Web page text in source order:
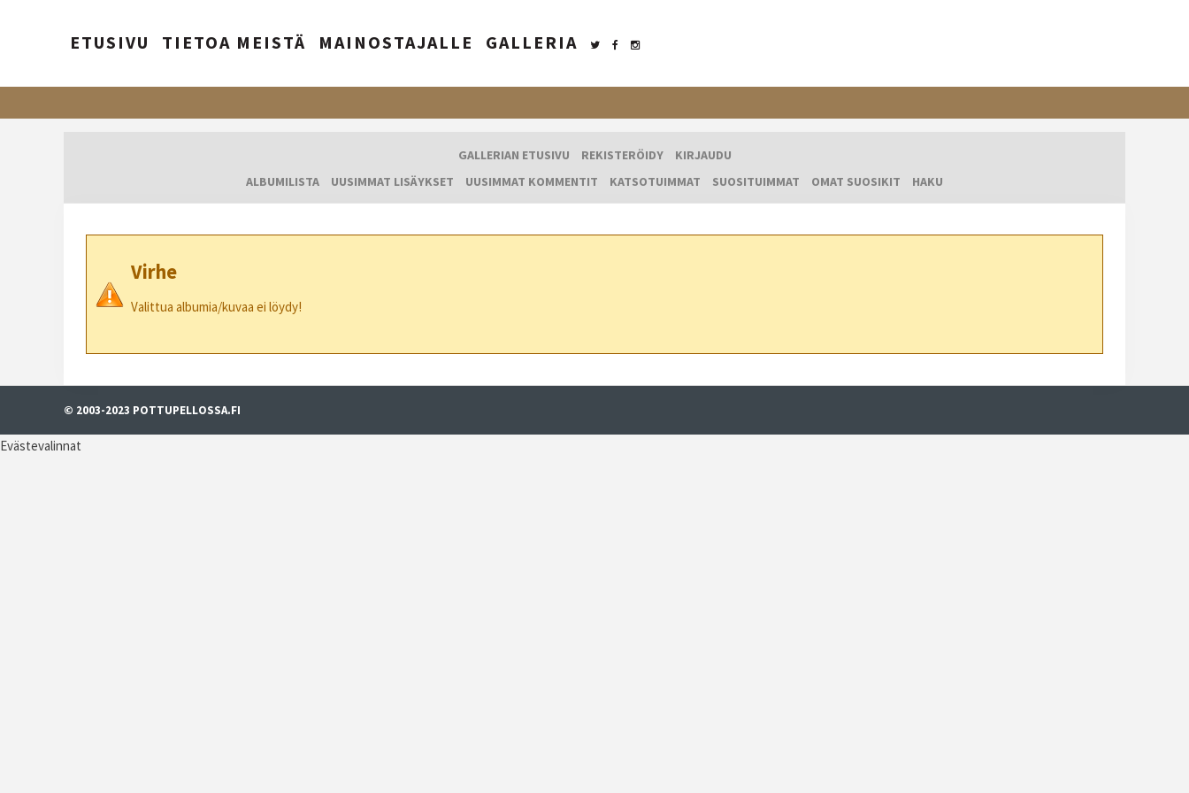
ETUSIVU TIETOA MEISTÄ MAINOSTAJALLE GALLERIA
GALLERIAN ETUSIVU REKISTERÖIDY
KIRJAUDU
ALBUMILISTA
UUSIMMAT LISÄYKSET UUSIMMAT KOMMENTIT KATSOTUIMMAT SUOSITUIMMAT OMAT SUOSIKIT HAKU
Virhe
Valittua albumia/kuvaa ei löydy!
© 2003-2023 POTTUPELLOSSA.FI
Evästevalinnat